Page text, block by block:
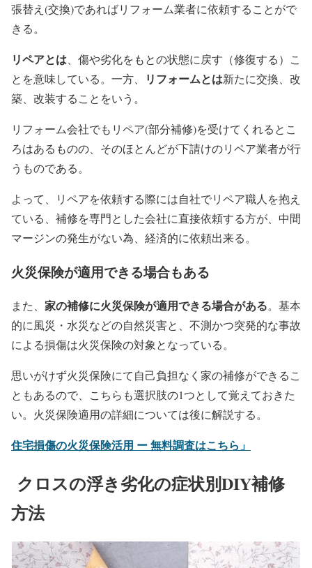
張替え(交換)であればリフォーム業者に依頼することがで
きる。
リペアとは 、傷や劣化をもとの状態に戻す（修復する）こ
とを意味している。一方、
リフォームとは新たに交換、改
築、改装することをいう。
リフォーム会社でもリペア(部分補修)を受けてくれるとこ
ろはあるものの、そのほとんどが下請けのリペア業者が行
うものである。
よって、リペアを依頼する際には自社でリペア職人を抱え
ている、補修を専門とした会社に直接依頼する方が、中間
マージンの発生がない為、経済的に依頼出来る。
火災保険が適用できる場合もある
また、 家の補修に火災保険が適用できる場合がある。 基本
的に風災・水災などの自然災害と、不測かつ突発的な事故
による損傷は火災保険の対象となっている。
思いがけず火災保険にて自己負担なく家の補修ができるこ
ともあるので、こちらも選択肢の1つとして覚えておきた
い。火災保険適用の詳細については後に解説する。
住宅損傷の火災保険活用 ー 無料調査はこちら」
クロスの浮き劣化の症状別DIY補修
方法